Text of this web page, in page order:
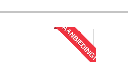
AANBIEDING!